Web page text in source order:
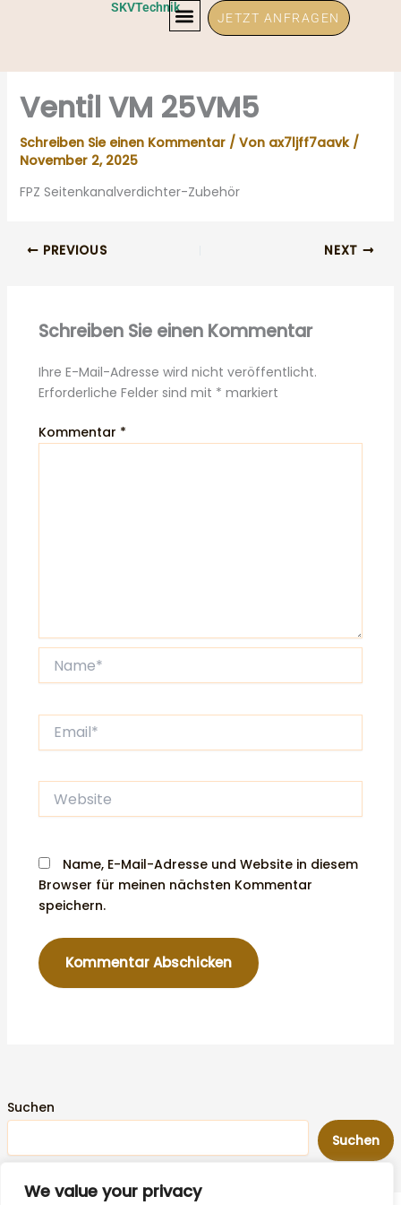
We value your privacy
SKVTechnik
JETZT ANFRAGEN
Suchen
Suchen
Ventil VM 25VM5
Schreiben Sie einen Kommentar / Von ax7ljff7aavk /
November 2, 2025
FPZ Seitenkanalverdichter-Zubehör
PREVIOUS NEXT
Schreiben Sie einen Kommentar
Ihre E-Mail-Adresse wird nicht veröffentlicht.
Erforderliche Felder sind mit * markiert
Kommentar *
Website
Name, E-Mail-Adresse und Website in diesem
Browser für meinen nächsten Kommentar
speichern.